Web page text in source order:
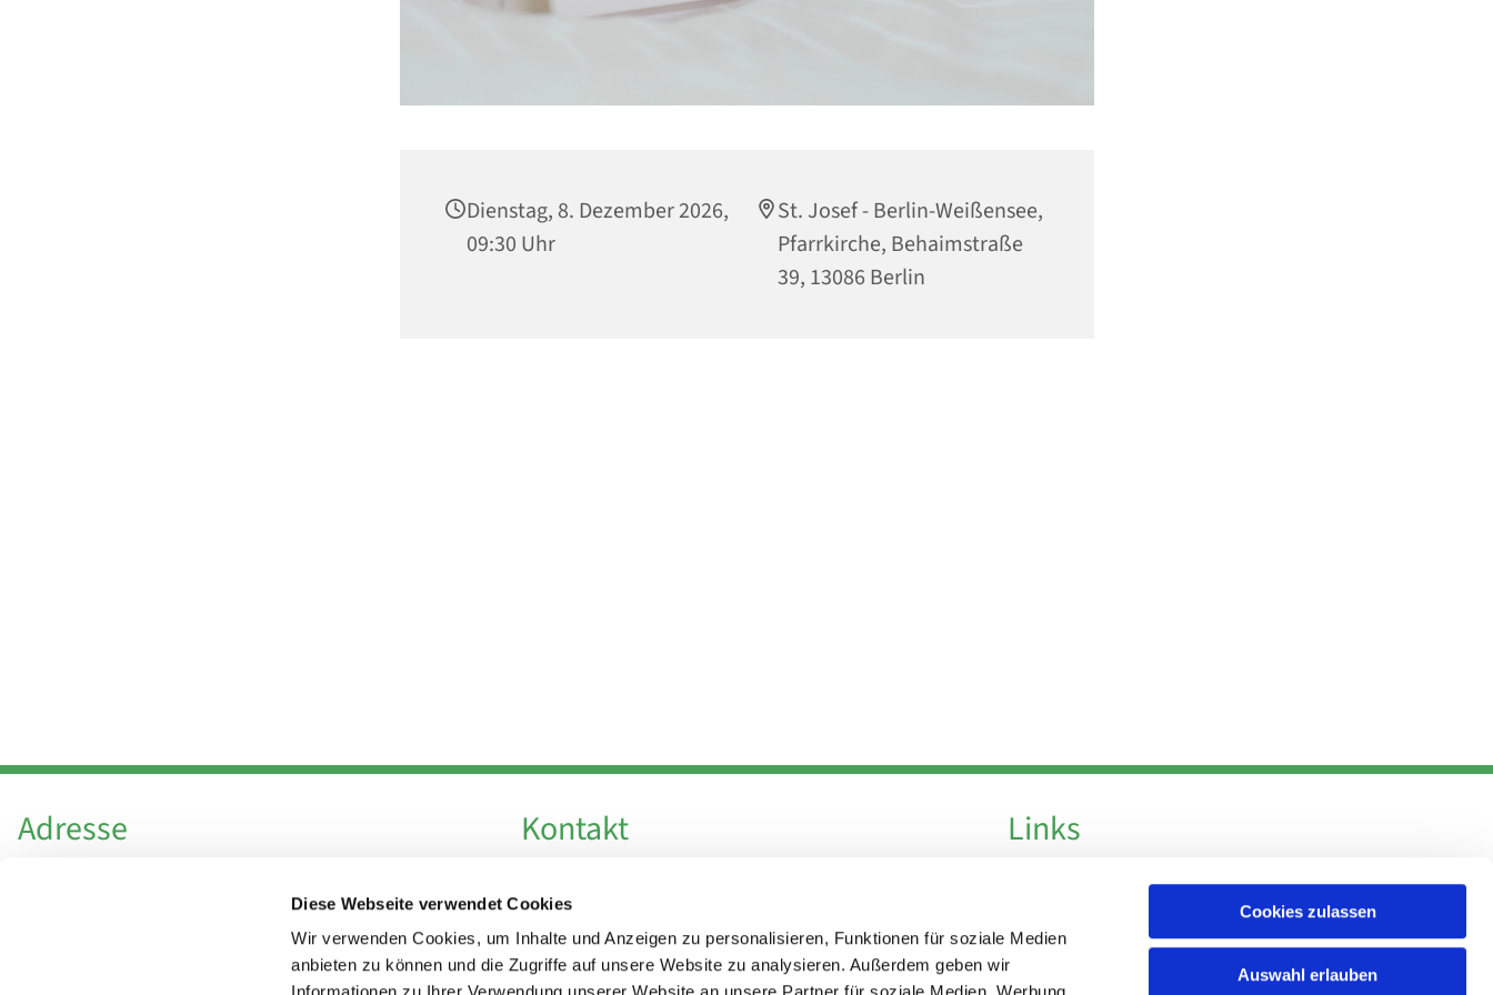
Diese Webseite verwendet Cookies
Wir verwenden Cookies, um Inhalte und Anzeigen zu personalisieren, Funktionen für soziale Medien
anbieten zu können und die Zugriffe auf unsere Website zu analysieren. Außerdem geben wir
Cookies zulassen
Auswahl erlauben
Dienstag, 8. Dezember 2026,
09:30 Uhr
St. Josef - Berlin-Weißensee,
Pfarrkirche, Behaimstraße
39, 13086 Berlin
Adresse
Hl. Theresa von Avila Berlin Nordost
Leitender Pfarrer - Norbert Pomplun
Kontakt
Fax +49 30 924 54 18
E-Mailinfo@theresa-von-avila-berlin.de
Links
Impressum